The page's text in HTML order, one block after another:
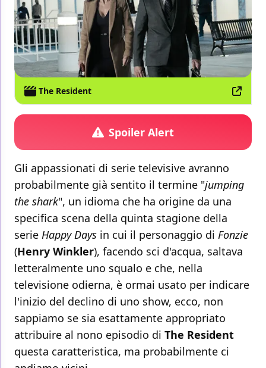
The Resident
Spoiler Alert
Gli appassionati di serie televisive avranno
probabilmente già sentito il termine "jumping
the shark", un idioma che ha origine da una
specifica scena della quinta stagione della
serie Happy Days in cui il personaggio di Fonzie
(Henry Winkler), facendo sci d'acqua, saltava
letteralmente uno squalo e che, nella
televisione odierna, è ormai usato per indicare
l'inizio del declino di uno show, ecco, non
sappiamo se sia esattamente appropriato
attribuire al nono episodio di The Resident
questa caratteristica, ma probabilmente ci